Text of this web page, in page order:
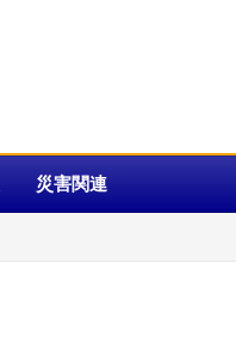
災害関連